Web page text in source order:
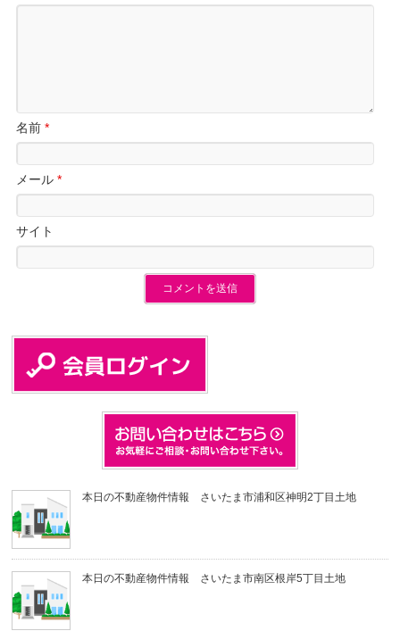
名前*
メール*
サイト
本日の不動産物件情報 さいたま市浦和区神明2丁目土地
本日の不動産物件情報 さいたま市南区根岸5丁目土地